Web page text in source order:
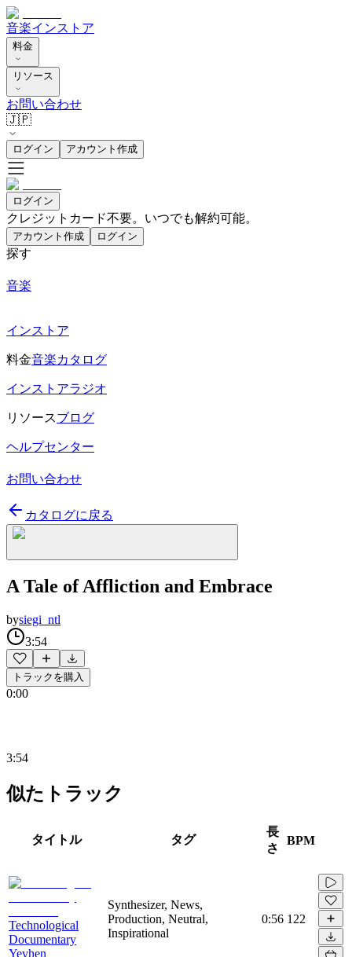
音楽インストア
料金
リソース
お問い合わせ
🇯🇵
ログイン アカウント作成
ログイン
クレジットカード不要。いつでも解約可能。
アカウント作成 ログイン
探す
音楽
インストア
料金音楽カタログ
インストアラジオ
リソースブログ
ヘルプセンター
お問い合わせ
カタログに戻る
A Tale of Affliction and Embrace
bysiegi_ntl
3:54
トラックを購入
0:00
3:54
似たトラック
タイトル タグ
長
さ
BPM
Technological
Documentary
Yevhen
Synthesizer, News,
Production, Neutral,
Inspirational
0:56 122